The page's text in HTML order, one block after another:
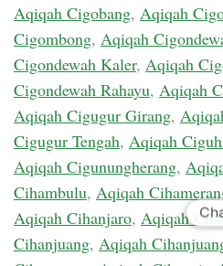
Aqiqah Cigobang, Aqiqah
Cigombong, Aqiqah
Cigondewah Kaler, Aqiqah
Cigondewah Rahayu, Aqiqah
Aqiqah Cigugur Girang,
Cigugur Tengah, Aqiqah
Aqiqah Cigunungherang,
Cihambulu, Aqiqah
Aqiqah Cihanjaro, Aqiqah
Cihanjuang, Aqiqah